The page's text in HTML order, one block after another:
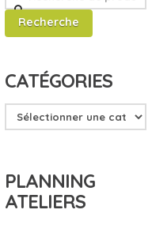
pour
:
Recherche
CATÉGORIES
PLANNING
ATELIERS